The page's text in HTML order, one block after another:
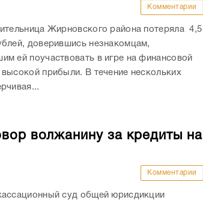
Комментарии
Жирновского района потеряла 4,5
доверившись незнакомцам,
ей поучаствовать в игре на финансовой
прибыли. В течение нескольких
волжанину за кредиты на
Комментарии
суд общей юрисдикции